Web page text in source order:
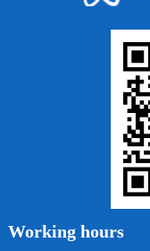
Working hours